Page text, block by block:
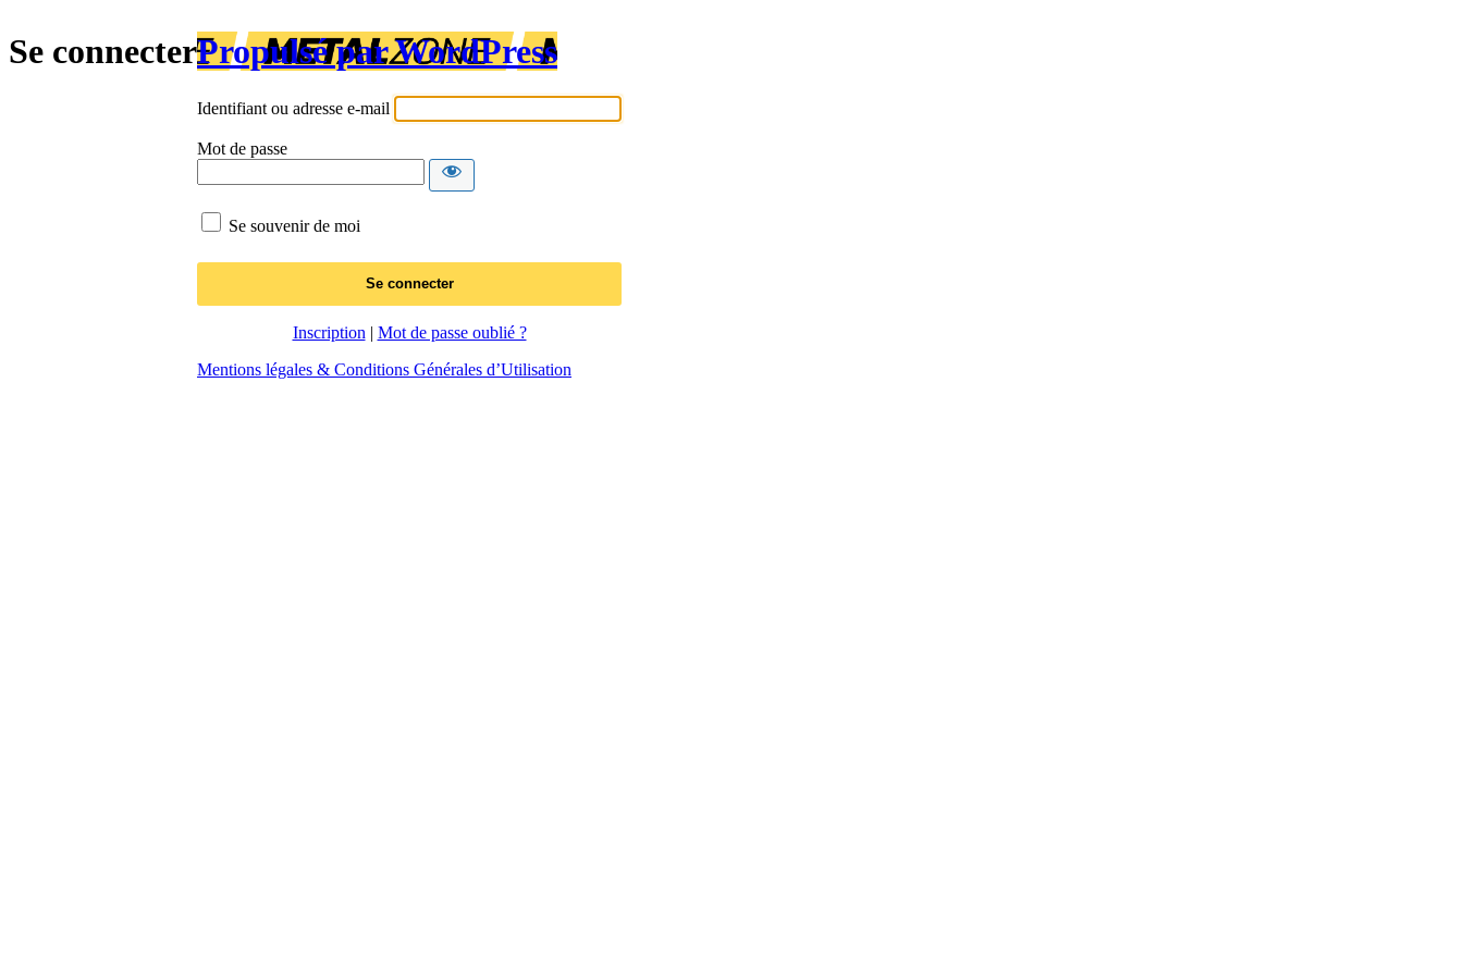
Se connecterPropulsé par WordPress
Identifiant ou adresse e-mail
Mot de passe
Se souvenir de moi
Inscription | Mot de passe oublié ?
Mentions légales & Conditions Générales d’Utilisation